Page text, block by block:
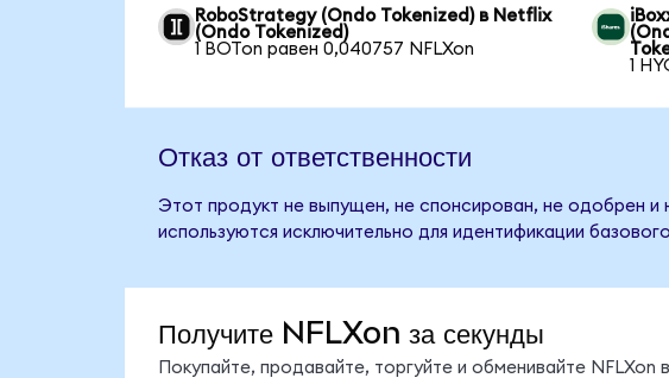
RoboStrategy (Ondo Tokenized) в Netflix
(Ondo Tokenized)
1 BOTon равен 0,040757 NFLXon
1
Отказ от ответственности
Этот продукт не выпущен, не спонсирован, не одобрен
используются исключительно для идентификации
Получите NFLXon за секунды
Покупайте, продавайте, торгуйте и обменивайте